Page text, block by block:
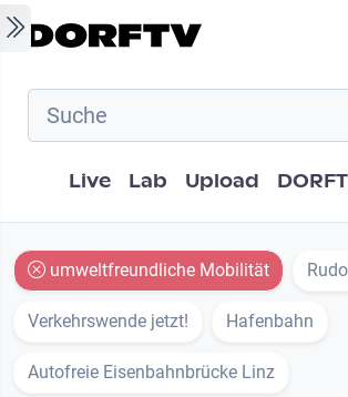
Skip to main content
Hauptnavigation
Live Lab Upload
umweltfreundliche Mobilität
Verkehrswende jetzt! Hafenbahn
Autofreie Eisenbahnbrücke Linz